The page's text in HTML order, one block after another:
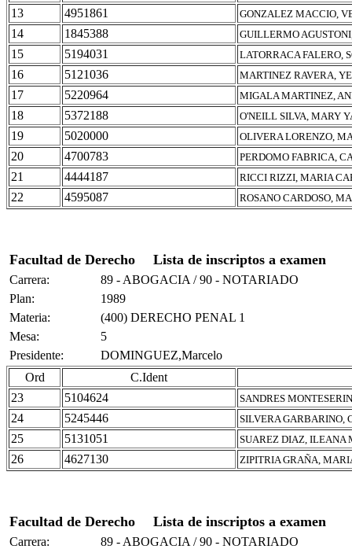
13 4951861 GONZALEZ MACCIO,
14 1845388 GUILLERMO
15 5194031 LATORRACA FALERO,
16 5121036 MARTINEZ RAVERA,
17 5220964 MIGALA MARTINEZ,
18 5372188 O'NEILL SILVA, MARY
19 5020000 OLIVERA LORENZO,
20 4700783 PERDOMO FABRICA,
21 4444187 RICCI RIZZI, MARIA
22 4595087 ROSANO CARDOSO,
Facultad de Derecho Lista de inscriptos a examen
Carrera:
89 - ABOGACIA / 90 - NOTARIADO
Plan:
1989
Materia:
(400) DERECHO PENAL 1
Mesa:
5
Presidente:
DOMINGUEZ,Marcelo
Ord
C.Ident
23
5104624 SANDRES
24 5245446 SILVERA GARBARINO,
25 5131051 SUAREZ DIAZ, ILEANA
26 4627130 ZIPITRIA GRAÑA,
Facultad de Derecho Lista de inscriptos a examen
Carrera:
89 - ABOGACIA / 90 - NOTARIADO